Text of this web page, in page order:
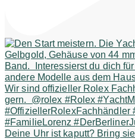
Deine Uhr ist kaputt? Bring